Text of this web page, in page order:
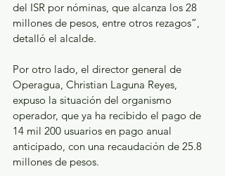
del ISR por nóminas, que alcanza los 28
millones de pesos, entre otros rezagos”,
detalló el alcalde.
Por otro lado, el director general de
Operagua, Christian Laguna Reyes,
expuso la situación del organismo
operador, que ya ha recibido el pago de
14 mil 200 usuarios en pago anual
anticipado, con una recaudación de 25.8
millones de pesos.